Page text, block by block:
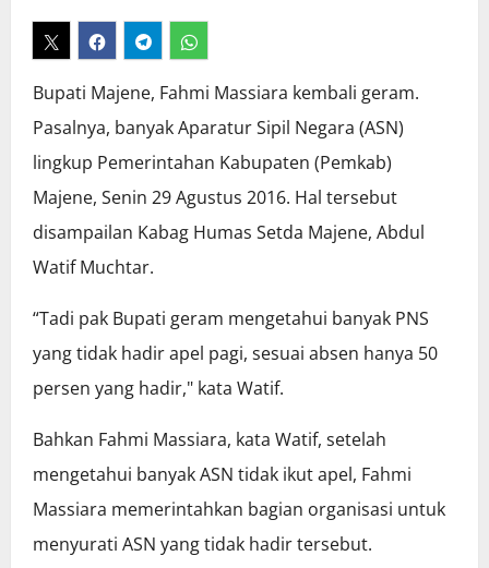
Bupati Majene, Fahmi Massiara kembali geram.
Pasalnya, banyak Aparatur Sipil Negara (ASN)
lingkup Pemerintahan Kabupaten (Pemkab)
Majene, Senin 29 Agustus 2016. Hal tersebut
disampailan Kabag Humas Setda Majene, Abdul
Watif Muchtar.
“Tadi pak Bupati geram mengetahui banyak PNS
yang tidak hadir apel pagi, sesuai absen hanya 50
persen yang hadir," kata Watif.
Bahkan Fahmi Massiara, kata Watif, setelah
mengetahui banyak ASN tidak ikut apel, Fahmi
Massiara memerintahkan bagian organisasi untuk
menyurati ASN yang tidak hadir tersebut.